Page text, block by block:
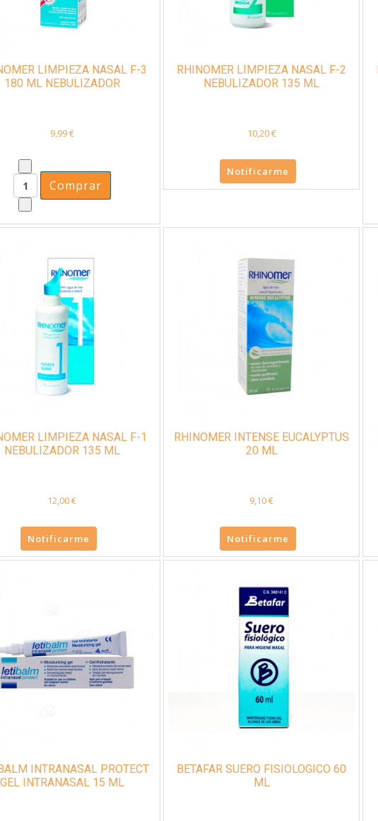
LIMPIEZA NASAL F-3
180 ML NEBULIZADOR
9,99 €
RHINOMER LIMPIEZA NASAL F-2
NEBULIZADOR 135 ML
10,20 €
Notificarme
LIMPIEZA NASAL F-1
NEBULIZADOR 135 ML
12,00 €
Notificarme
RHINOMER INTENSE EUCALYPTUS
20 ML
9,10 €
Notificarme
INTRANASAL PROTECT
GEL INTRANASAL 15 ML
BETAFAR SUERO FISIOLOGICO 60
ML